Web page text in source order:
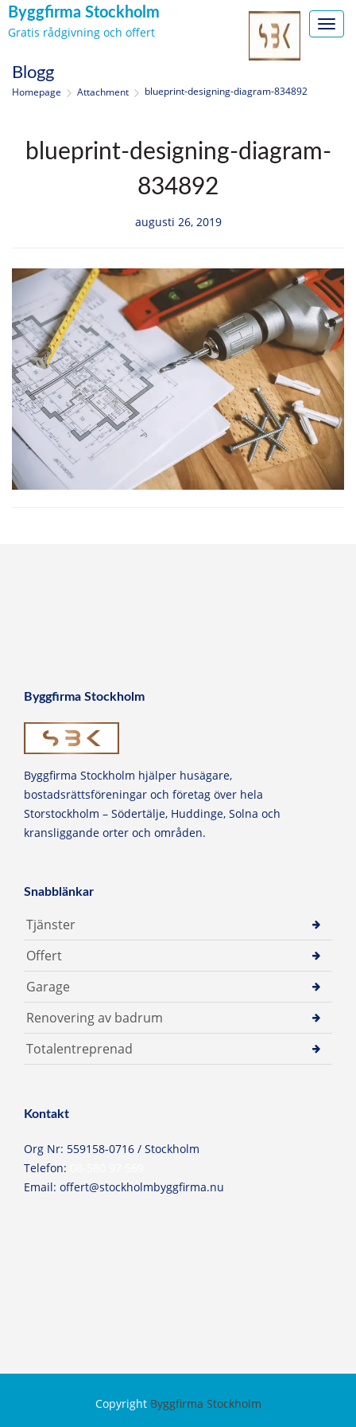
Byggfirma Stockholm
Gratis rådgivning och offert
content
Blogg
Homepage Attachment blueprint-designing-diagram-834892
blueprint-designing-diagram-
834892
augusti 26, 2019
Byggfirma Stockholm
Byggfirma Stockholm hjälper husägare,
bostadsrättsföreningar och företag över hela
Storstockholm – Södertälje, Huddinge, Solna och
kransliggande orter och områden.
Snabblänkar
Tjänster
Offert
Garage
Renovering av badrum
Totalentreprenad
Kontakt
Org Nr: 559158-0716 / Stockholm
Telefon:
Email: offert@stockholmbyggfirma.nu
Copyright Byggfirma Stockholm